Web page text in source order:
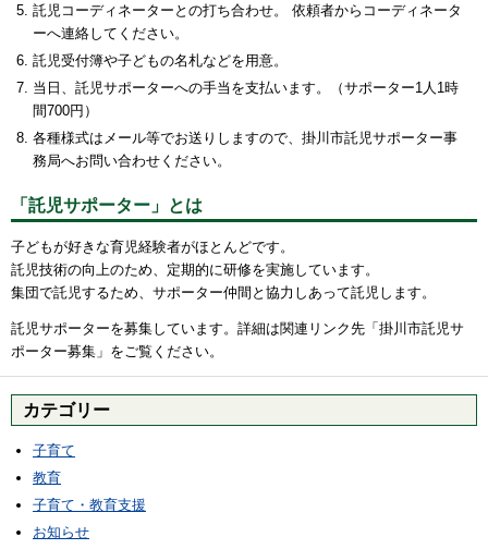
託児コーディネーターとの打ち合わせ。 依頼者からコーディネータ
ーへ連絡してください。
託児受付簿や子どもの名札などを用意。
当日、託児サポーターへの手当を支払います。（サポーター1人1時
間700円）
各種様式はメール等でお送りしますので、掛川市託児サポーター事
務局へお問い合わせください。
「託児サポーター」とは
子どもが好きな育児経験者がほとんどです。
託児技術の向上のため、定期的に研修を実施しています。
集団で託児するため、サポーター仲間と協力しあって託児します。
託児サポーターを募集しています。詳細は関連リンク先「掛川市託児サ
ポーター募集」をご覧ください。
カテゴリー
子育て
教育
子育て・教育支援
お知らせ